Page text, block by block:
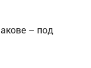
– под